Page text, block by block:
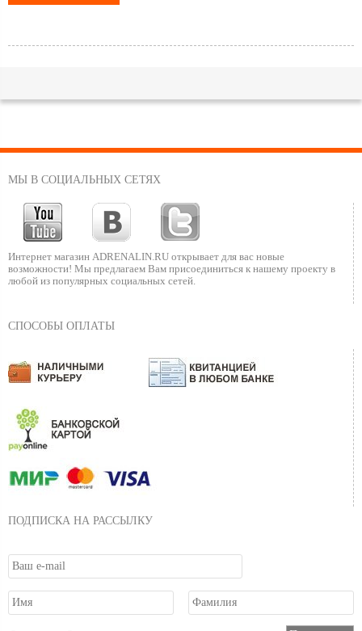
МЫ В СОЦИАЛЬНЫХ СЕТЯХ
Интернет магазин ADRENALIN.RU открывает для вас новые
возможности! Мы предлагаем Вам присоединиться к нашему проекту в
любой из популярных социальных сетей.
СПОСОБЫ ОПЛАТЫ
ПОДПИСКА НА РАССЫЛКУ